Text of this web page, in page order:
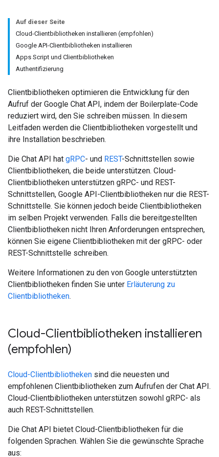
Auf dieser Seite
Cloud-Clientbibliotheken installieren (empfohlen)
Google API-Clientbibliotheken installieren
Apps Script und Clientbibliotheken
Authentifizierung
Clientbibliotheken optimieren die Entwicklung für den
Aufruf der Google Chat API, indem der Boilerplate-Code
reduziert wird, den Sie schreiben müssen. In diesem
Leitfaden werden die Clientbibliotheken vorgestellt und
ihre Installation beschrieben.
Die Chat API hat gRPC- und REST-Schnittstellen sowie
Clientbibliotheken, die beide unterstützen. Cloud-
Clientbibliotheken unterstützen gRPC- und REST-
Schnittstellen, Google API-Clientbibliotheken nur die REST-
Schnittstelle. Sie können jedoch beide Clientbibliotheken
im selben Projekt verwenden. Falls die bereitgestellten
Clientbibliotheken nicht Ihren Anforderungen entsprechen,
können Sie eigene Clientbibliotheken mit der gRPC- oder
REST-Schnittstelle schreiben.
Weitere Informationen zu den von Google unterstützten
Clientbibliotheken finden Sie unter Erläuterung zu
Clientbibliotheken.
Cloud-Clientbibliotheken installieren
(empfohlen)
Cloud-Clientbibliotheken sind die neuesten und
empfohlenen Clientbibliotheken zum Aufrufen der Chat API.
Cloud-Clientbibliotheken unterstützen sowohl gRPC- als
auch REST-Schnittstellen.
Die Chat API bietet Cloud-Clientbibliotheken für die
folgenden Sprachen. Wählen Sie die gewünschte Sprache
aus: